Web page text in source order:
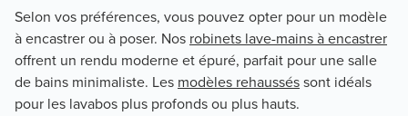
Selon vos préférences, vous pouvez opter pour un modèle
à encastrer ou à poser. Nos robinets lave-mains à encastrer
offrent un rendu moderne et épuré, parfait pour une salle
de bains minimaliste. Les modèles rehausséssont idéals
pour les lavabos plus profonds ou plus hauts.